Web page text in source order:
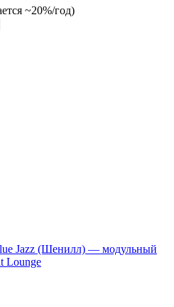
~20%/год)
Jazz (Шенилл) — модульный
Lounge